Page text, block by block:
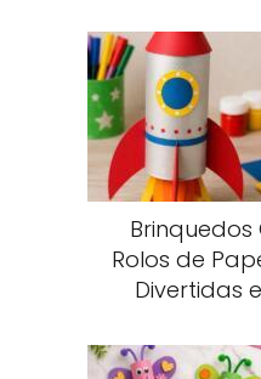
Rolos de
Divertidas